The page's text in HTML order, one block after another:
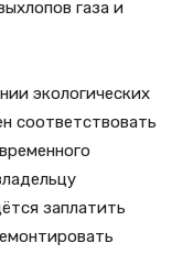
газа и
экологических
соответствовать
заплатить